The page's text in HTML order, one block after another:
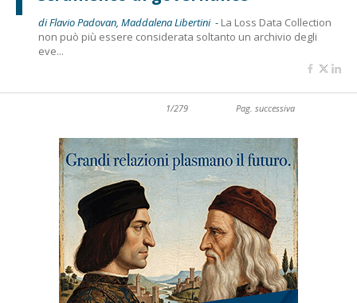
di Flavio Padovan, Maddalena Libertini - La Loss Data Collection
non può più essere considerata soltanto un archivio degli
eve...
1/279 Pag. successiva